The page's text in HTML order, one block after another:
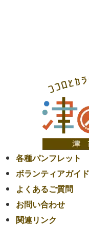
各種パンフレット
ボランティアガイド
よくあるご質問
お問い合わせ
関連リンク